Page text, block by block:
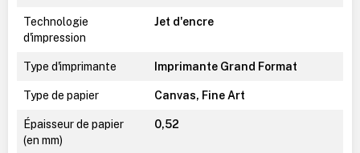
Technologie
d'impression
Jet d'encre
Type d'imprimante Imprimante Grand Format
Type de papier Canvas, Fine Art
Épaisseur de papier
(en mm)
0,52